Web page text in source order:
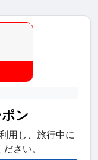
ン
用し、旅行中に
さい。